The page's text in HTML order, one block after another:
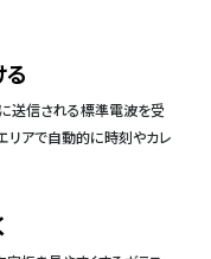
送信される標準電波を受
リアで自動的に時刻やカレ